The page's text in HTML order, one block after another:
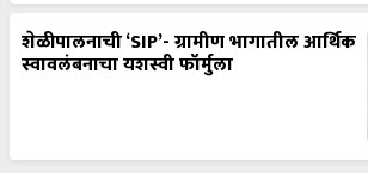
शेळीपालनाची ‘SIP’- ग्रामीण भागातील आर्थिक
स्वावलंबनाचा यशस्वी फॉर्मुला